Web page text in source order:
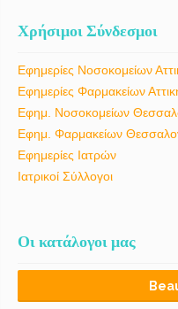
Χρήσιμοι Σύνδεσμοι
Εφημερίες Νοσοκομείων
Εφημερίες Φαρμακείων
Εφημ. Νοσοκομείων
Εφημ. Φαρμακείων
Εφημερίες Ιατρών
Ιατρικοί Σύλλογοι
Οι κατάλογοι μας